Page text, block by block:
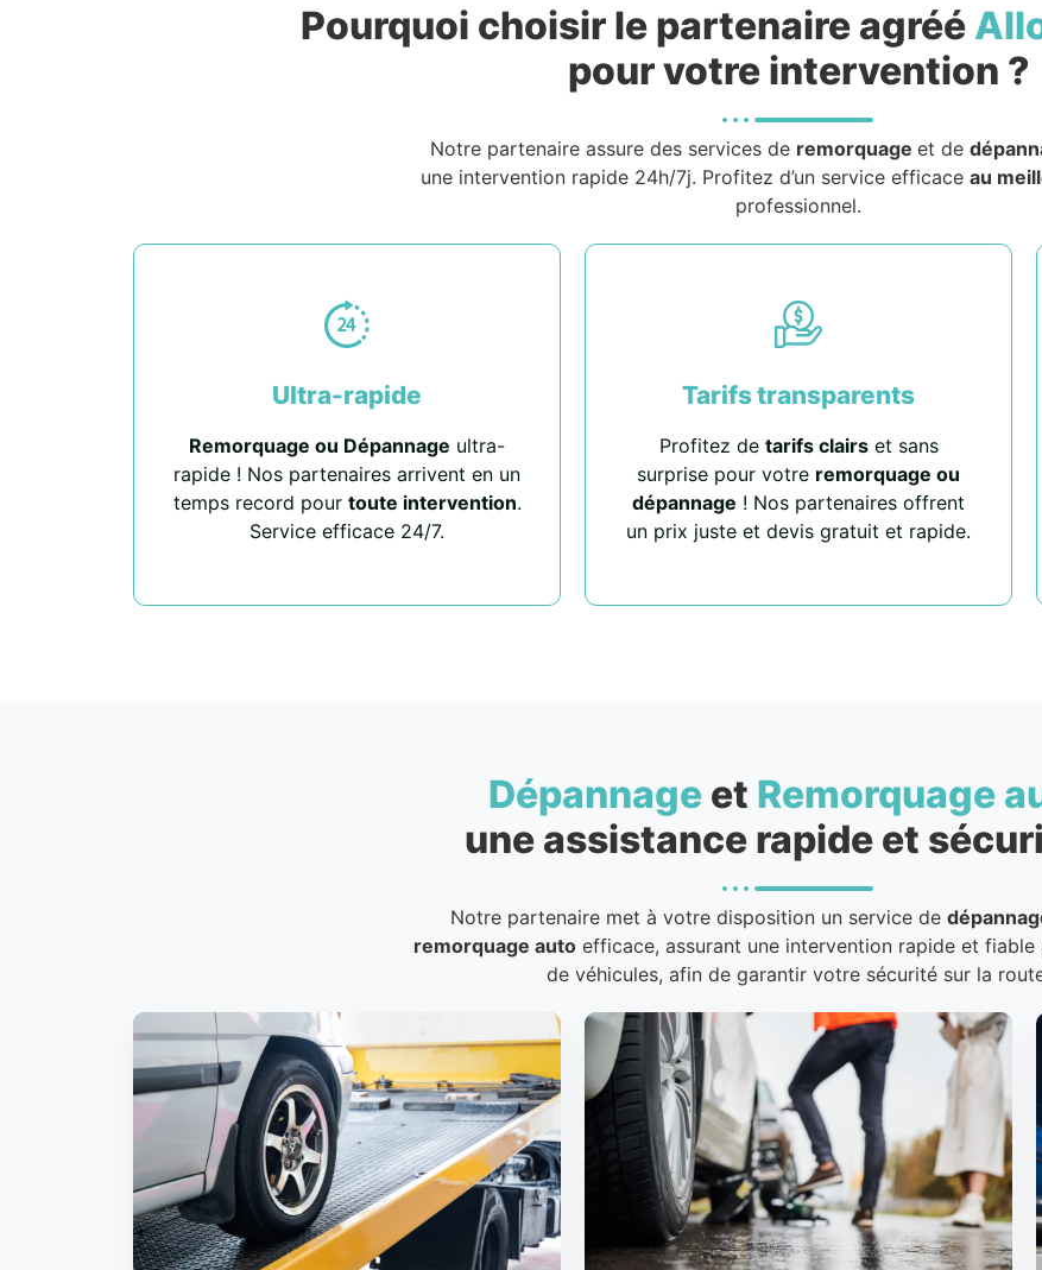
Pourquoi choisir le partenaire agréé
pour votre intervention ?
Notre partenaire assure des services de remorquage et de
une intervention rapide 24h/7j. Profitez d’un service efficace au
professionnel.
Ultra-rapide
Remorquage ou Dépannage ultra-
rapide ! Nos partenaires arrivent en un
temps record pour toute intervention.
Service efficace 24/7.
Tarifs transparents
Profitez de tarifs clairset sans
surprise pour votre remorquage ou
dépannage ! Nos partenaires offrent
un prix juste et devis gratuit et rapide.
Dépannageet Remorquage
une assistance rapide et
Notre partenaire met à votre disposition un service de
remorquage auto efficace, assurant une intervention rapide et
de véhicules, afin de garantir votre sécurité sur la